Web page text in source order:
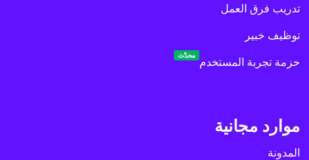
تدريب فرق العمل
توظيف خبير
حزمة تجربة المستخدم
محدّث
موارد مجانية
المدونة